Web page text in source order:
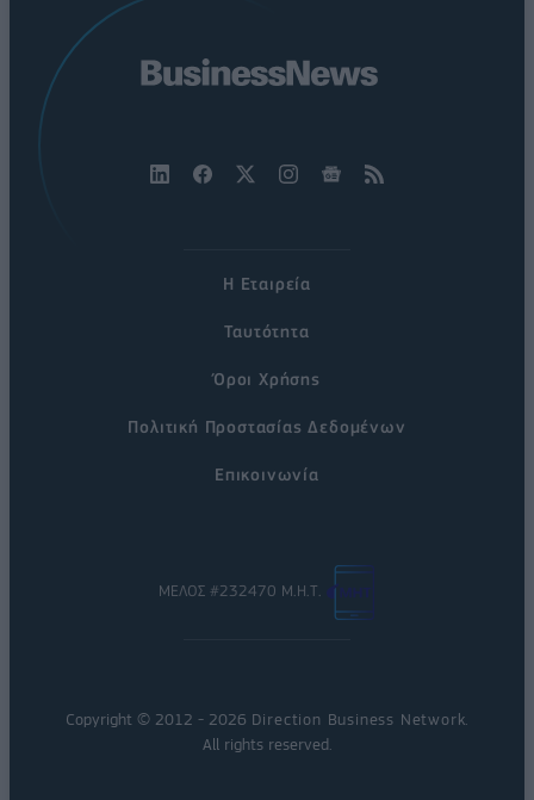
Η Εταιρεία
Ταυτότητα
Όροι Χρήσης
Πολιτική Προστασίας Δεδομένων
Επικοινωνία
ΜΕΛΟΣ #232470 Μ.Η.Τ.
Copyright © 2012 - 2026 Direction Business Network
All rights reserved.